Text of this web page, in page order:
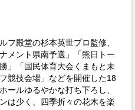
フ殿堂の杉本英世プロ監修、
ナメント県南予選」「熊日トー
」「国民体育大会くまもと未
競技会場」などを開催した18
ールゆるやかな打ち下ろし、
は少く、四季折々の花木を楽